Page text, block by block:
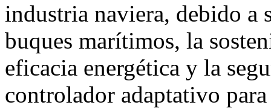
industria naviera, debido a
buques marítimos, la
eficacia energética y la
controlador adaptativo